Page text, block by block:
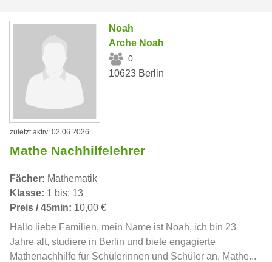
Noah
Arche Noah
0
10623 Berlin
zuletzt aktiv: 02.06.2026
Mathe Nachhilfelehrer
Fächer: Mathematik
Klasse: 1 bis: 13
Preis / 45min: 10,00 €
Hallo liebe Familien, mein Name ist Noah, ich bin 23
Jahre alt, studiere in Berlin und biete engagierte
Mathenachhilfe für Schülerinnen und Schüler an. Mathe...